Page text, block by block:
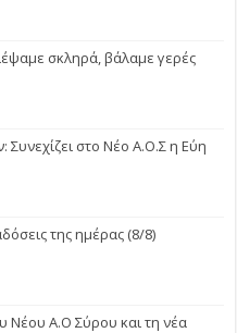
σκληρά, βάλαμε γερές
Συνεχίζει στο Νέο Α.Ο.Σ η Εύη
της ημέρας (8/8)
Νέου Α.Ο Σύρου και τη νέα